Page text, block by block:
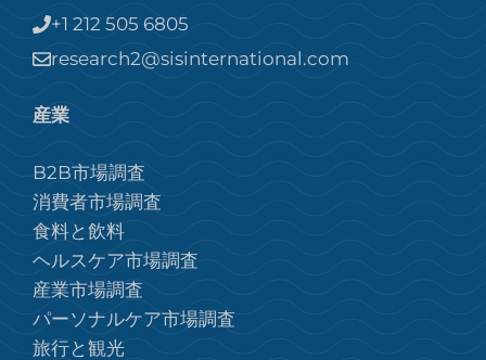
+1 212 505 6805
research2@sisinternational.com
産業
B2B市場調査
消費者市場調査
食料と飲料
ヘルスケア市場調査
産業市場調査
パーソナルケア市場調査
旅行と観光